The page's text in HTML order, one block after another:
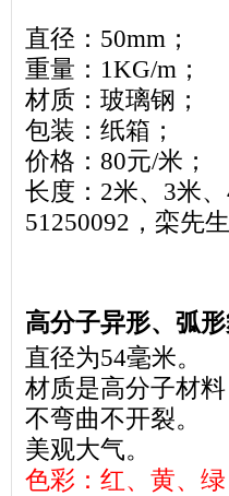
直径：50mm；
重量：1KG/m；
材质：玻璃钢；
包装：纸箱；
价格：80元/米；
长度：2米、3米
51250092，栾先生
高分子异形、弧
直径为54毫米。
材质是高分子材
不弯曲不开裂。
美观大气。
色彩：红、黄、